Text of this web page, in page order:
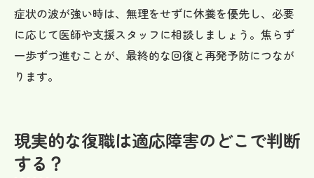
症状の波が強い時は、無理をせずに休養を優先し、必要
に応じて医師や支援スタッフに相談しましょう。焦らず
一歩ずつ進むことが、最終的な回復と再発予防につなが
ります。
現実的な復職は適応障害のどこで判断
する？